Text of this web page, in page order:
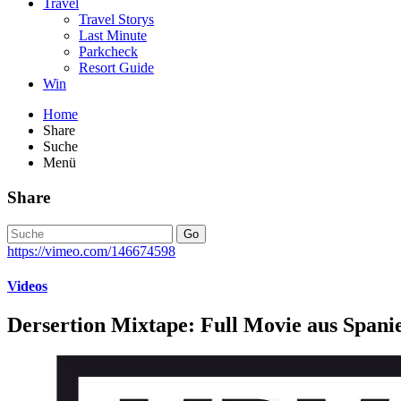
Travel
Travel Storys
Last Minute
Parkcheck
Resort Guide
Win
Home
Share
Suche
Menü
Share
Go
https://vimeo.com/146674598
Videos
Dersertion Mixtape: Full Movie aus